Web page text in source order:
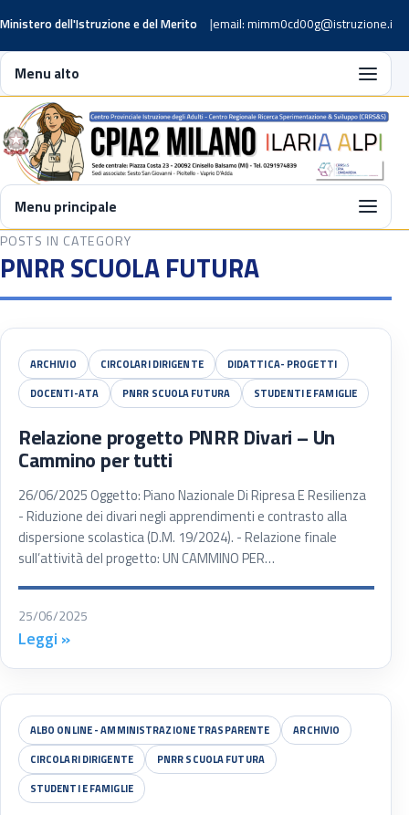
Ministero dell'Istruzione e del Merito email: mimm0cd00g@istruzione.it
Menu alto
Menu principale
POSTS IN CATEGORY
PNRR SCUOLA FUTURA
ARCHIVIO CIRCOLARI DIRIGENTE
DIDATTICA- PROGETTI
DOCENTI-ATA
PNRR SCUOLA FUTURA STUDENTI E FAMIGLIE
Relazione progetto PNRR Divari – Un
Cammino per tutti
26/06/2025 Oggetto: Piano Nazionale Di Ripresa E Resilienza
- Riduzione dei divari negli apprendimenti e contrasto alla
dispersione scolastica (D.M. 19/2024). - Relazione finale
sull’attività del progetto: UN CAMMINO PER…
25/06/2025
Leggi »
ALBO ONLINE - AMMINISTRAZIONE TRASPARENTE
ARCHIVIO
CIRCOLARI DIRIGENTE
PNRR SCUOLA FUTURA
STUDENTI E FAMIGLIE